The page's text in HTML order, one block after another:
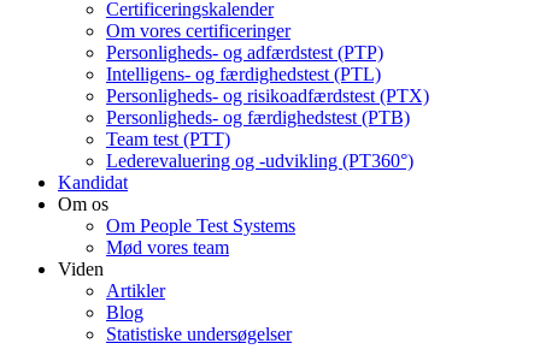
Certificeringskalender
Om vores certificeringer
Personligheds- og adfærdstest (PTP)
Intelligens- og færdighedstest (PTL)
Personligheds- og risikoadfærdstest (PTX)
Personligheds- og færdighedstest (PTB)
Team test (PTT)
Lederevaluering og -udvikling (PT360°)
Kandidat
Om os
Om People Test Systems
Mød vores team
Viden
Artikler
Blog
Statistiske undersøgelser